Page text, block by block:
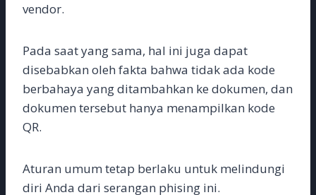
vendor.
Pada saat yang sama, hal ini juga dapat
disebabkan oleh fakta bahwa tidak ada kode
berbahaya yang ditambahkan ke dokumen, dan
dokumen tersebut hanya menampilkan kode
QR.
Aturan umum tetap berlaku untuk melindungi
diri Anda dari serangan phising ini.